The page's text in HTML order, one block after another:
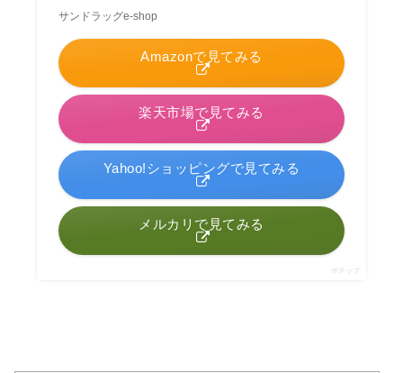
サンドラッグe-shop
Amazonで見てみる
楽天市場で見てみる
Yahoo!ショッピングで見てみる
メルカリで見てみる
ポチップ